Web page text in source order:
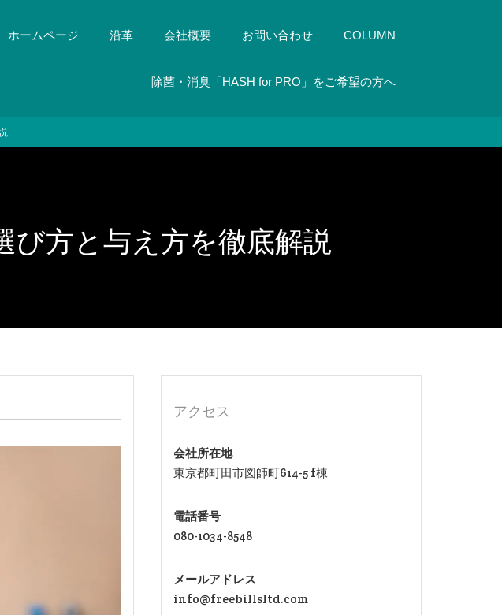
ホームページ 沿革 会社概要 お問い合わせ COLUMN
除菌・消臭「HASH for PRO」をご希望の方へ
び方と与え方を徹底解説
アクセス
会社所在地
東京都町田市図師町614-5 f棟
電話番号
080-1034-8548
メールアドレス
info@freebillsltd.com